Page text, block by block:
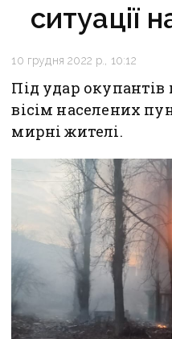
ситуації
10 грудня 2022 р., 10:12
Під удар
вісім населених
мирні жителі.